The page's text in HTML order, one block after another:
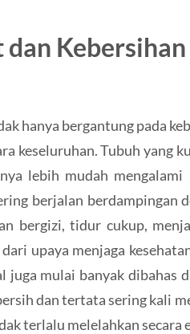
hanya bergantung pada
keseluruhan. Tubuh yang
lebih mudah mengalami
berjalan berdampingan
bergizi, tidur cukup,
upaya menjaga
juga mulai banyak dibahas
dan tertata sering kali
terlalu melelahkan secara